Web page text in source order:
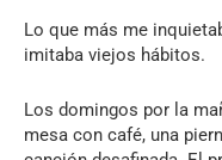
Lo que más me
imitaba viejos hábitos.
Los domingos por la
mesa con café, una